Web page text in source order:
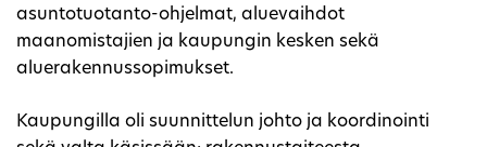
asuntotuotanto-ohjelmat, aluevaihdot
maanomistajien ja kaupungin kesken sekä
aluerakennussopimukset.
Kaupungilla oli suunnittelun johto ja koordinointi